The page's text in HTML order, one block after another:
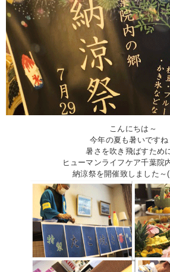
こんにちは～
今年の夏も暑いですね
暑さを吹き飛ばすために
ヒューマンライフケア千葉院
納涼祭を開催致しました～